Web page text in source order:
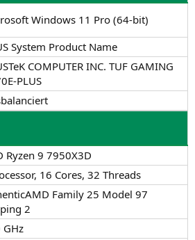
Windows 11 Pro (64-bit)
System Product Name
COMPUTER INC. TUF GAMING
PLUS
Ryzen 9 7950X3D
16 Cores, 32 Threads
Family 25 Model 97
2